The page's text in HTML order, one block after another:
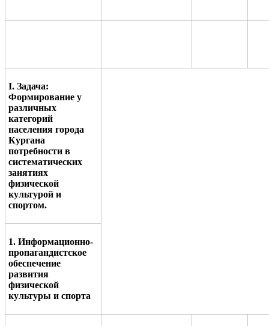
I. Задача:
Формирование у
различных
категорий
населения города
Кургана
потребности в
систематических
занятиях
физической
культурой и
спортом.
1. Информационно-
пропагандистское
обеспечение
развития
физической
культуры и спорта